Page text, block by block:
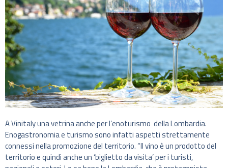
A Vinitaly una vetrina anche per l’enoturismo della Lombardia.
Enogastronomia e turismo sono infatti aspetti strettamente
connessi nella promozione del territorio. “Il vino è un prodotto del
territorio e quindi anche un ‘biglietto da visita’ per i turisti,